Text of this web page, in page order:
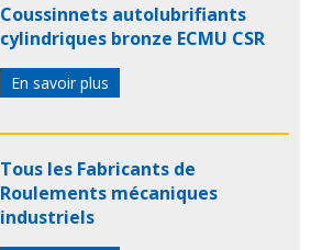
Coussinnets autolubrifiants
cylindriques bronze ECMU CSR
En savoir plus
Tous les Fabricants de
Roulements mécaniques
industriels